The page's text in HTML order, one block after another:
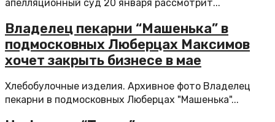
апелляционный суд 20 января рассмотрит...
Владелец пекарни “Машенька” в
подмосковных Люберцах Максимов
хочет закрыть бизнесе в мае
Хлебобулочные изделия. Архивное фото Владелец
пекарни в подмосковных Люберцах "Машенька"...